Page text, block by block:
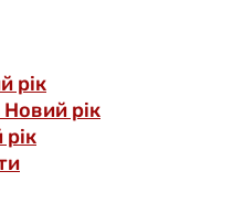
рік
Новий рік